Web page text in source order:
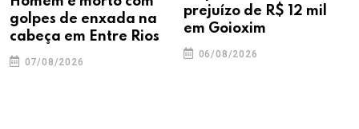
golpes de enxada na
cabeça em Entre Rios
07/08/2026
prejuízo de R$ 12 mil
em Goioxim
06/08/2026